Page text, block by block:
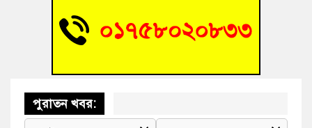
ভাষা সৈনিক অজিত গুহ মহাবিদ্যালয়ে জুলাই গণঅভ্যুত্থান দিবসের
আলোচনা সভা ও পুরস্কার বিতরণ
পুরাতন খবর: